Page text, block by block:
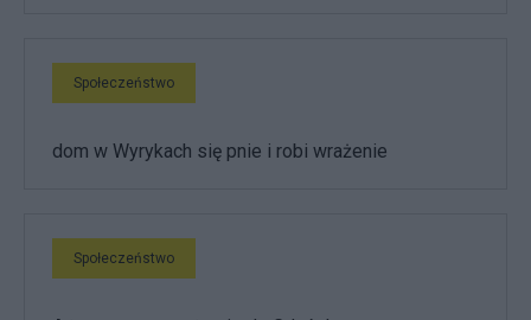
Społeczeństwo
dom w Wyrykach się pnie i robi wrażenie
Społeczeństwo